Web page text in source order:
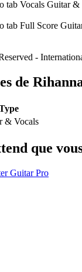
-
de
& Vocals
que
Guitar Pro